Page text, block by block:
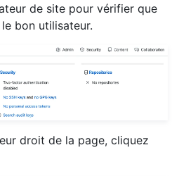
de site pour vérifier que
bon utilisateur.
droit de la page, cliquez